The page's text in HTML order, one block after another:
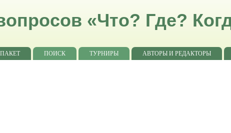
«Что? Где?
ПОИСК ТУРНИРЫ АВТОРЫ И РЕДАКТОРЫ